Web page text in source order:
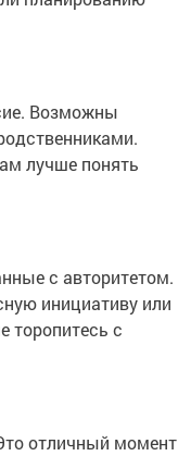
Возможны
лучше понять
с авторитетом.
инициативу или
торопитесь с
отличный момент